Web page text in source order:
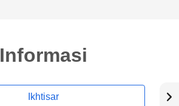
Informasi
Ikhtisar